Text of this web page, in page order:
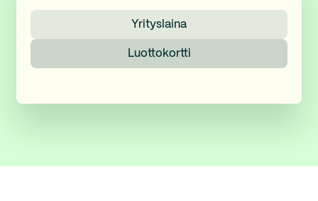
Yrityslaina
Luottokortti